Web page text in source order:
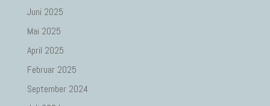
Juni 2025
Mai 2025
April 2025
Februar 2025
September 2024